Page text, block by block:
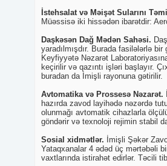
İstehsalat və Məişət Sularını
Müəssisə iki hissədən ibarətdir:
Daşkəsən Dağ Mədən Sahəsi.
yaradılmışdır. Burada fasilələrlə
Keyfiyyətə Nəzarət
keçirilir və qazıntı işləri başlayır.
buradan da İmişli rayonuna gətirilir.
Avtomatika və Prossesə Nəzarət.
hazırda zavod layihədə nəzərdə
olunmağı avtomatik cihazlarla
göndərir və texnoloji rejimin stabil
Sosial xidmətlər. İmişli Şəkər
Yataqxanalar 4 ədəd üç mərtəbəli
vaxtlarında istirahət edirlər. Təcili